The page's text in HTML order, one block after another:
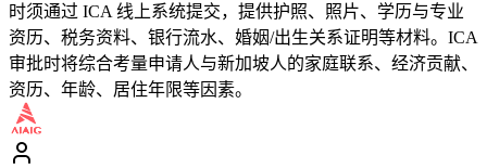
时须通过 ICA 线上系统提交，提供护照、照片、学历与专业
资历、税务资料、银行流水、婚姻/出生关系证明等材料。ICA
审批时将综合考量申请人与新加坡人的家庭联系、经济贡献、
资历、年龄、居住年限等因素。